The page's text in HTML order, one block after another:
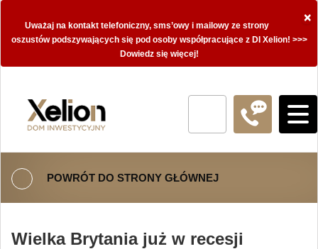
×
Uważaj na kontakt telefoniczny, sms’owy i mailowy ze strony
oszustów podszywających się pod osoby współpracujące z DI Xelion! >>>
Dowiedz się więcej!
POWRÓT DO STRONY GŁÓWNEJ
Wielka Brytania już w recesji